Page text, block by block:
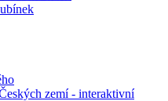
zemí - interaktivní